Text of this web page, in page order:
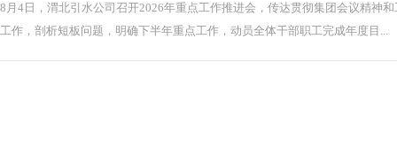
8月4日，渭北引水公司召开2026年重点工作推进会，传达贯彻集团会议精神
工作，剖析短板问题，明确下半年重点工作，动员全体干部职工完成年度目...